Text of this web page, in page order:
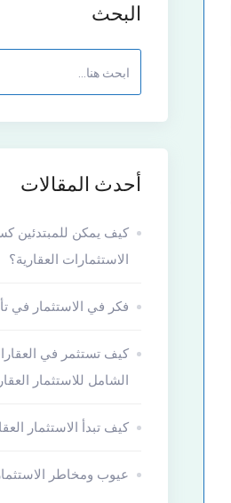
البحث
أحدث المقالات
كيف يمكن للمبتدئين
الاستثمارات العقارية؟
فكر في الاستثمار في
كيف تستثمر في
الشامل للاستثمار
كيف تبدأ الاستثمار
عيوب ومخاطر